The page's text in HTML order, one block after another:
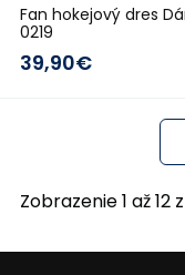
Fan hokejový dres
0219
39,90€
Zobrazenie 1 až